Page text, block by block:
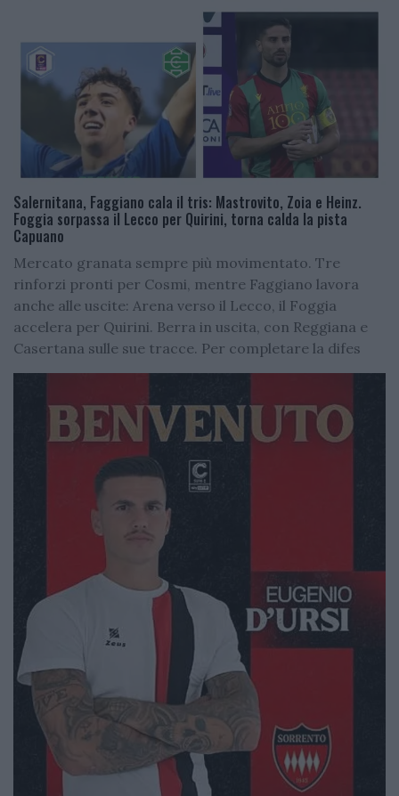
Salernitana, Faggiano cala il tris: Mastrovito, Zoia e Heinz.
Foggia sorpassa il Lecco per Quirini, torna calda la pista
Capuano
Mercato granata sempre più movimentato. Tre
rinforzi pronti per Cosmi, mentre Faggiano lavora
anche alle uscite: Arena verso il Lecco, il Foggia
accelera per Quirini. Berra in uscita, con Reggiana e
Casertana sulle sue tracce. Per completare la difes